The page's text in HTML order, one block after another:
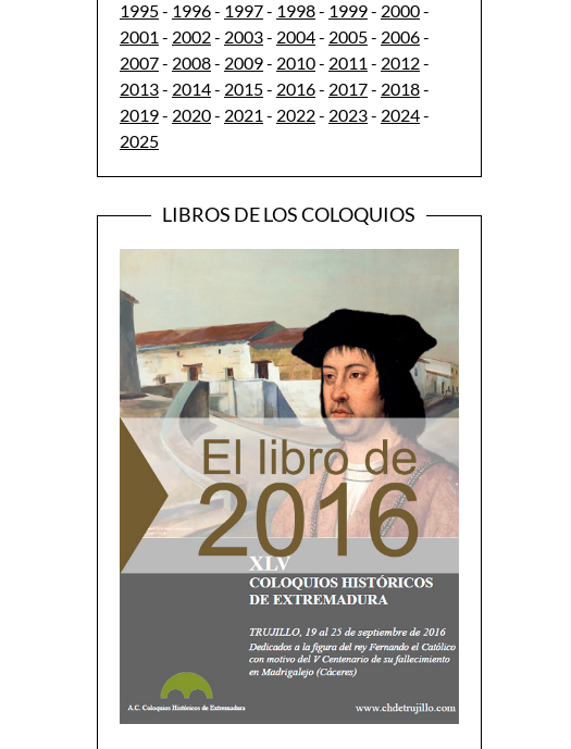
1995- 1996- 1997- 1998- 1999- 2000-
2001 - 2002- 2003- 2004- 2005- 2006-
2007- 2008- 2009- 2010- 2011 - 2012-
2013- 2014- 2015- 2016- 2017- 2018-
2019- 2020- 2021 - 2022- 2023- 2024-
2025
LIBROS DE LOS COLOQUIOS